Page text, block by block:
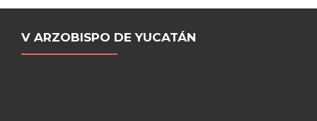
V ARZOBISPO DE YUCATÁN